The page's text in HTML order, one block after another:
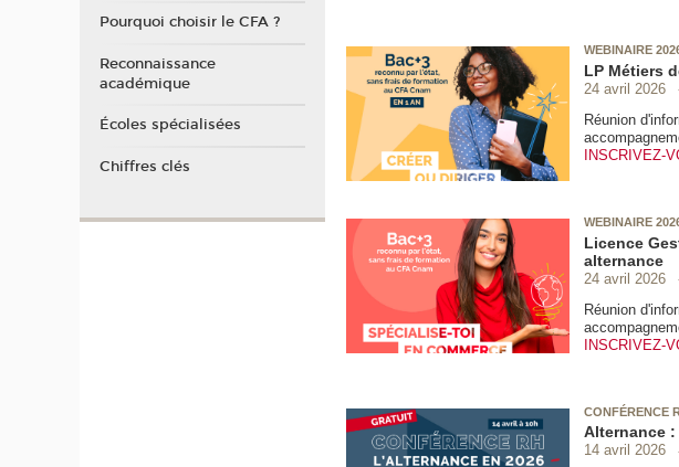
WEBINAIRE
LP Métiers
24 avril 2026
Réunion
INSCRIVEZ-
WEBINAIRE
Licence
alternance
24 avril 2026
Réunion
INSCRIVEZ-
CONFÉRENCE
Alternance
14 avril 2026
Pourquoi choisir le CFA ?
Reconnaissance
académique
Écoles spécialisées
Chiffres clés